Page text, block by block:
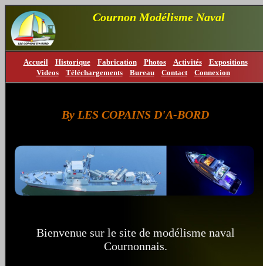
Cournon Modélisme Naval
Accueil Historique Fabrication Photos Activités
Expositions
Videos
Téléchargements Bureau Contact Connexion
By LES COPAINS D'A-BORD
Bienvenue sur le site de modélisme naval
Cournonnais.